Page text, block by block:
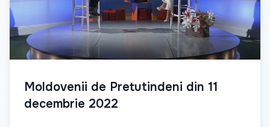
Moldovenii de Pretutindeni din 11
decembrie 2022